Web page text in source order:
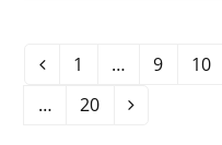
Vorheriger
Seite
1 … Seite
9 Seite
10
…
Seite
20 Vorwärts